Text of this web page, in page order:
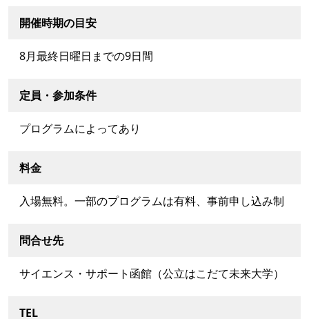
開催時期の目安
8月最終日曜日までの9日間
定員・参加条件
プログラムによってあり
料金
入場無料。一部のプログラムは有料、事前申し込み制
問合せ先
サイエンス・サポート函館（公立はこだて未来大学）
TEL